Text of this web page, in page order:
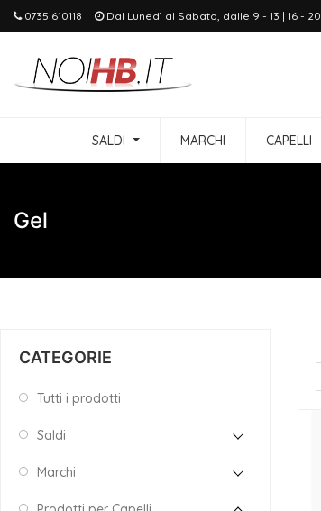
0735 610118 Dal Lunedì al Sabato, dalle 9 - 13 | 16 - 20
SALDI MARCHI CAPELLI
Gel
CATEGORIE
Tutti i prodotti
Saldi
Marchi